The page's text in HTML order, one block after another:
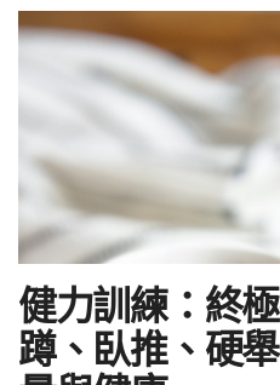
健力訓練：終
蹲、臥推、硬